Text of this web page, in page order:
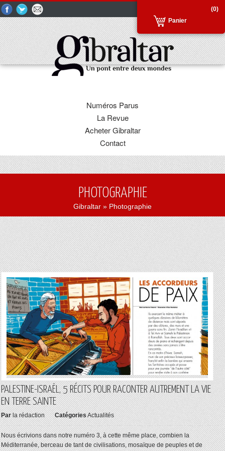
(0)
Panier
Numéros Parus
La Revue
Acheter Gibraltar
Contact
PHOTOGRAPHIE
Gibraltar » Photographie
PALESTINE-ISRAËL, 5 RÉCITS POUR RACONTER AUTREMENT LA VIE
EN TERRE SAINTE
Par la rédaction CatégoriesActualités
Nous écrivions dans notre numéro 3, à cette même place, combien la
Méditerranée, berceau de tant de civilisations, mosaïque de peuples et de